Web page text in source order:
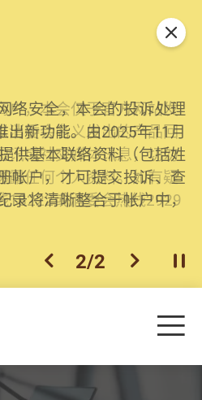
户，本会仅于官方网站发
消委会名义发出的产品回
讯或社交媒体讯息，切勿
露任何个人资料。如有疑
18222或消委会热线2929
络安全，本会的投诉处理
出新功能。由2025年11月
供基本联络资料（包括姓
帐户，才可提交投诉、查
录将清晰整合于帐户中，
上一个
2/2 下一个开
关闭
目